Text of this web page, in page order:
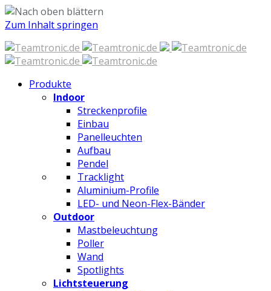
Zum Inhalt springen
Produkte
Indoor
Streckenprofile
Einbau
Panelleuchten
Aufbau
Pendel
Tracklight
Aluminium-Profile
LED- und Neon-Flex-Bänder
Outdoor
Mastbeleuchtung
Poller
Wand
Spotlights
Lichtsteuerung